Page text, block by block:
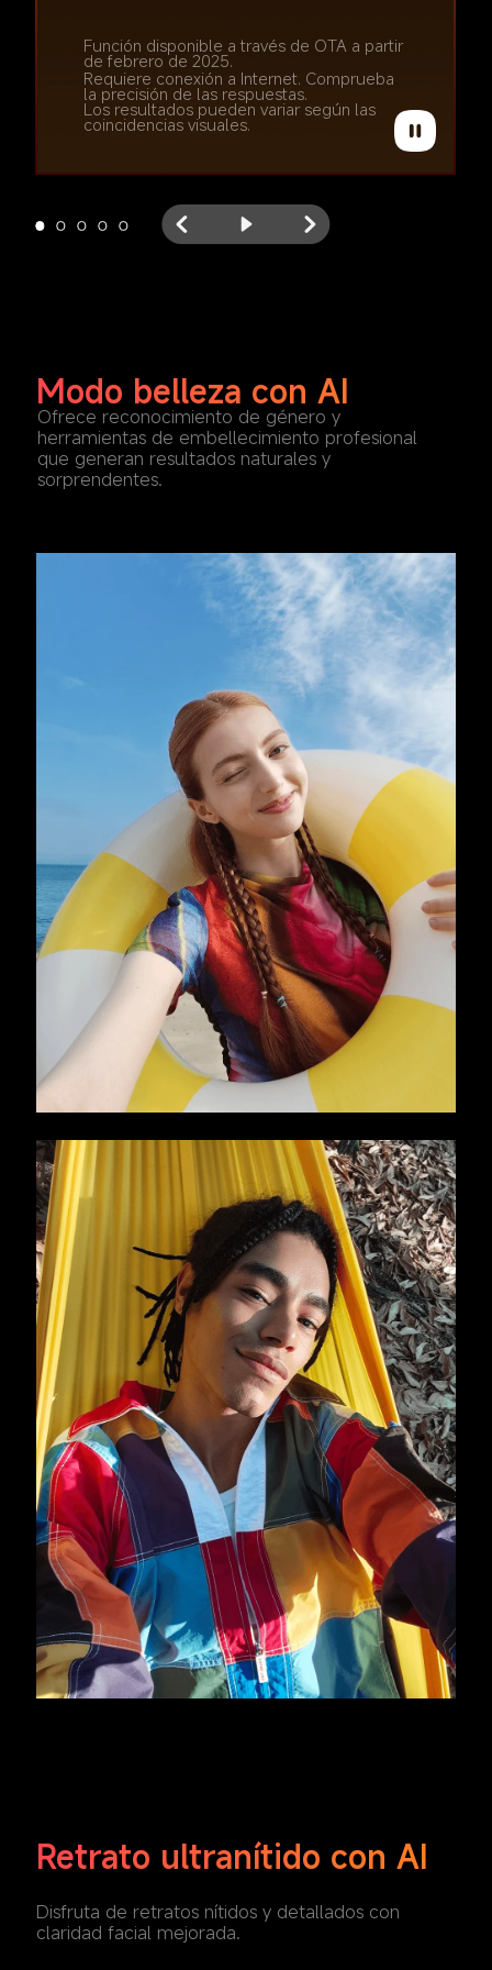
Función disponible a través de OTA a partir
de febrero de 2025.
Requiere conexión a Internet. Comprueba
la precisión de las respuestas.
Los resultados pueden variar según las
coincidencias visuales.
de febrero de 2025.
Requiere conexión a Internet. Comprueba
la precisión de las respuestas.
Los resultados pueden variar según las
coincidencias visuales.
Modo belleza con AI
Ofrece reconocimiento de género y
herramientas de embellecimiento profesional
que generan resultados naturales y
sorprendentes.
Retrato ultranítido con AI
Disfruta de retratos nítidos y detallados con
claridad facial mejorada.